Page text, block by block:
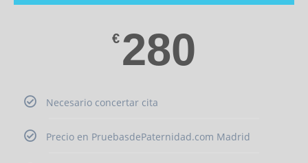
€ 280
Necesario concertar cita
Precio en PruebasdePaternidad.com Madrid